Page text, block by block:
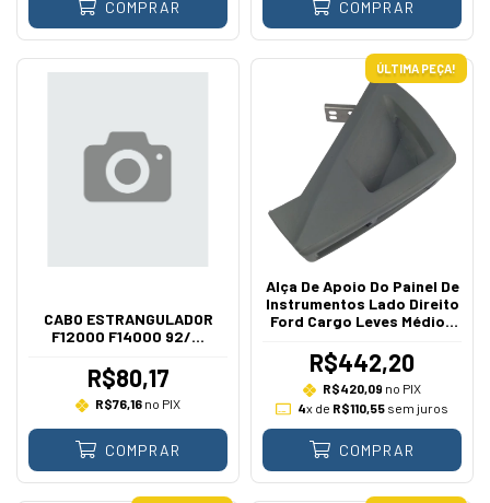
COMPRAR COMPRAR
CABO ESTRANGULADOR
F12000 F14000 92/...
R$80,17
R$76,16 no PIX
COMPRAR
ÚLTIMA PEÇA!
Alça De Apoio Do Painel De
Instrumentos Lado Direito
Ford Cargo Leves Médios
R$442,20
R$420,09 no PIX
4x de R$110,55sem juros
COMPRAR